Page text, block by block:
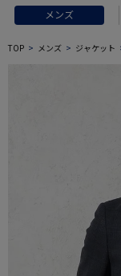
メンズ
TOP メンズ ジャケット